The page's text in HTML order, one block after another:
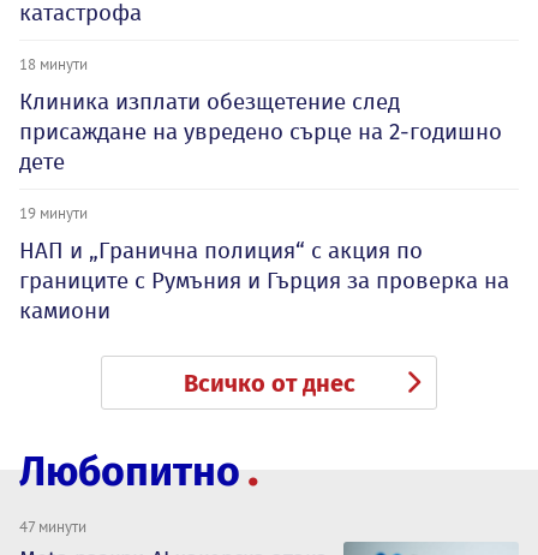
катастрофа
18 минути
Клиника изплати обезщетение след
присаждане на увредено сърце на 2-годишно
дете
19 минути
НАП и „Гранична полиция“ с акция по
границите с Румъния и Гърция за проверка на
камиони
Всичко от днес
Любопитно
47 минути